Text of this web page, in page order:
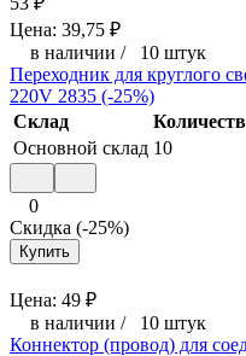
Цена: 39,75 ₽
в наличии / 10 штук
Переходник для круглого
220V 2835 (-25%)
Склад
Основной склад 10
0
Скидка (-25%)
Купить
Цена: 49 ₽
в наличии / 10 штук
Коннектор (провод) для